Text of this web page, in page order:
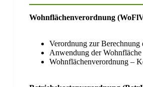
Wohnflächenverordnung
Verordnung zur
Anwendung der
Wohnflächenverordnung –